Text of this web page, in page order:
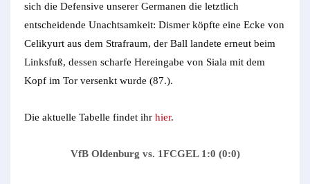
sich die Defensive unserer Germanen die letztlich
entscheidende Unachtsamkeit: Dismer köpfte eine Ecke von
Celikyurt aus dem Strafraum, der Ball landete erneut beim
Linksfuß, dessen scharfe Hereingabe von Siala mit dem
Kopf im Tor versenkt wurde (87.).
Die aktuelle Tabelle findet ihr hier.
VfB Oldenburg vs. 1FCGEL 1:0 (0:0)